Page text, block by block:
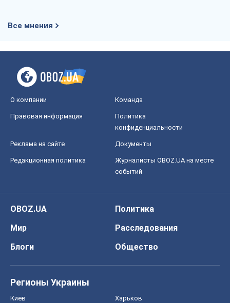
Все мнения
О компании Команда
Правовая информация
Политика
конфиденциальности
Реклама на сайте Документы
Редакционная политика
Журналисты OBOZ.UA на месте
событий
OBOZ.UA
Политика
Мир
Расследования
Блоги
Общество
Регионы Украины
Киев Харьков